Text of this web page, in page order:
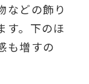
などの飾り
す。下のほ
も増すの